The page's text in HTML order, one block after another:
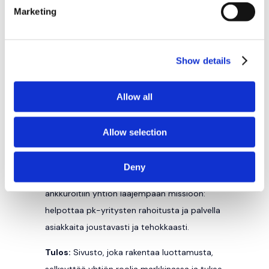
Marketing
Show details
Allow all
Allow selection
Deny
jäsentää palvelulupauksen ymmärrettäväksi.
Sivustolla tuodaan esiin muun muassa se,
että yhtiö tarjoaa teknologiaa, prosesseja ja
ankkuroitiin yhtiön laajempaan missioon:
helpottaa pk-yritysten rahoitusta ja palvella
asiakkaita joustavasti ja tehokkaasti.
Tulos: Sivusto, joka rakentaa luottamusta,